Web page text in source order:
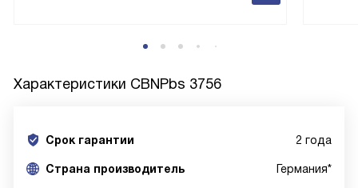
Характеристики CBNPbs 3756
Срок гарантии 2 года
Cтрана производитель Германия*